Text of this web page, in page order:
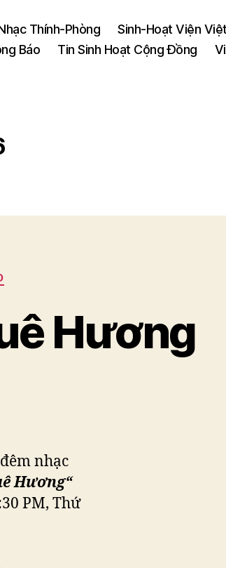
Thính-Phòng
Sinh-Hoạt Viện
Báo
Tin Sinh Hoạt Cộng Đồng
Hương
nhạc
Hương“
PM, Thứ